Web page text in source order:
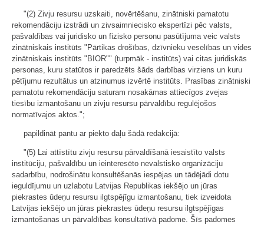
"(2) Zivju resursu uzskaiti, novērtēšanu, zinātniski pamatotu
rekomendāciju izstrādi un zivsaimniecisko ekspertīzi pēc valsts,
pašvaldības vai juridisko un fizisko personu pasūtījuma veic valsts
zinātniskais institūts "Pārtikas drošības, dzīvnieku veselības un vides
zinātniskais institūts "BIOR"" (turpmāk - institūts) vai citas juridiskās
personas, kuru statūtos ir paredzēts šāds darbības virziens un kuru
pētījumu rezultātus un atzinumus izvērtē institūts. Prasības zinātniski
pamatotu rekomendāciju saturam nosakāmas attiecīgos zvejas
tiesību izmantošanu un zivju resursu pārvaldību regulējošos
normatīvajos aktos.";
papildināt pantu ar piekto daļu šādā redakcijā:
"(5) Lai attīstītu zivju resursu pārvaldīšanā iesaistīto valsts
institūciju, pašvaldību un ieinteresēto nevalstisko organizāciju
sadarbību, nodrošinātu konsultēšanās iespējas un tādējādi dotu
ieguldījumu un uzlabotu Latvijas Republikas iekšējo un jūras
piekrastes ūdeņu resursu ilgtspējīgu izmantošanu, tiek izveidota
Latvijas iekšējo un jūras piekrastes ūdeņu resursu ilgtspējīgas
izmantošanas un pārvaldības konsultatīvā padome. Šīs padomes